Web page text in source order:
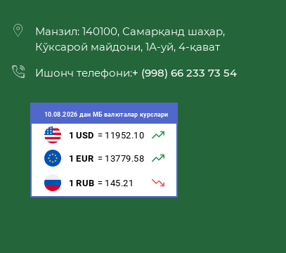
Манзил: 140100, Самарқанд шаҳар,
Кўксарой майдони, 1А-уй, 4-қават
Ишонч телефони:+ (998) 66 233 73 54